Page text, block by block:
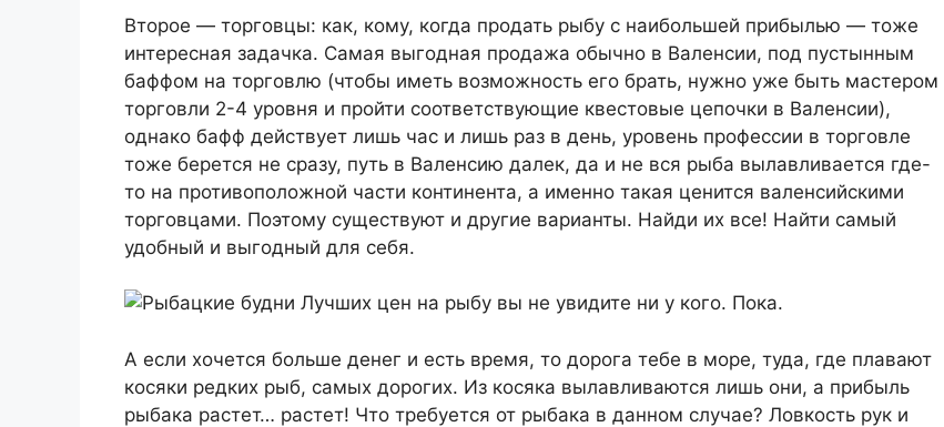
Второе — торговцы: как, кому, когда продать рыбу с наибольшей прибылью — тоже
интересная задачка. Самая выгодная продажа обычно в Валенсии, под пустынным
баффом на торговлю (чтобы иметь возможность его брать, нужно уже быть мастером
торговли 2-4 уровня и пройти соответствующие квестовые цепочки в Валенсии),
однако бафф действует лишь час и лишь раз в день, уровень профессии в торговле
тоже берется не сразу, путь в Валенсию далек, да и не вся рыба вылавливается где-
то на противоположной части континента, а именно такая ценится валенсийскими
торговцами. Поэтому существуют и другие варианты. Найди их все! Найти самый
удобный и выгодный для себя.
Лучших цен на рыбу вы не увидите ни у кого. Пока.
А если хочется больше денег и есть время, то дорога тебе в море, туда, где плавают
косяки редких рыб, самых дорогих. Из косяка вылавливаются лишь они, а прибыль
рыбака растет… растет! Что требуется от рыбака в данном случае? Ловкость рук и